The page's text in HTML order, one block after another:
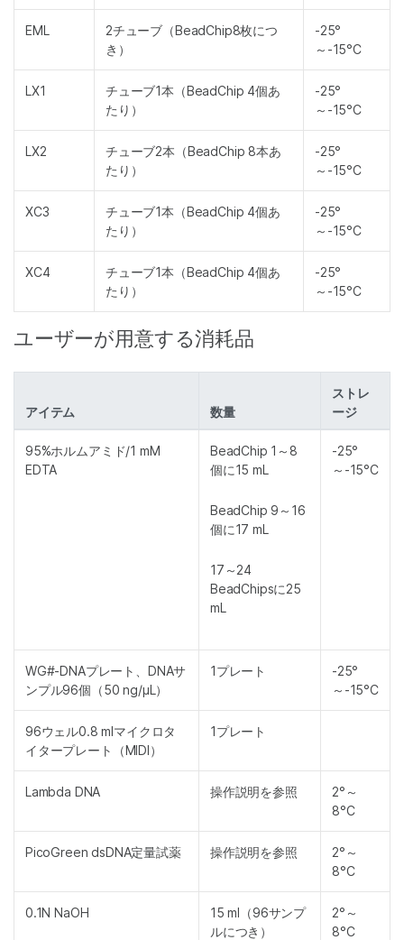
EML
2チューブ（BeadChip8枚につ
き）
-25°
～-15°C
LX1
チューブ1本（BeadChip 4個あ
たり）
-25°
～-15°C
LX2
チューブ2本（BeadChip 8本あ
たり）
-25°
～-15°C
XC3
チューブ1本（BeadChip 4個あ
たり）
-25°
～-15°C
XC4
チューブ1本（BeadChip 4個あ
たり）
-25°
～-15°C
ユーザーが用意する消耗品
アイテム 数量
ストレ
ージ
95%ホルムアミド/1 mM
EDTA
BeadChip 1～8
個に15 mL
BeadChip 9～16
個に17 mL
17～24
BeadChipsに25
mL
-25°
～-15°C
WG#-DNAプレート、DNAサ
ンプル96個（50 ng/μL）
1プレート
-25°
～-15°C
96ウェル0.8 mlマイクロタ
イタープレート（MIDI）
1プレート
Lambda DNA 操作説明を参照
2°～
8°C
PicoGreen dsDNA定量試薬 操作説明を参照
2°～
8°C
0.1N NaOH
15 ml（96サンプ
ルにつき）
2°～
8°C